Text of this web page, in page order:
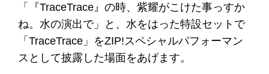
「『TraceTrace』の時、紫耀がこけた事っすか
ね。水の演出で」と、水をはった特設セットで
「TraceTrace」をZIP!スペシャルパフォーマン
スとして披露した場面をあげます。